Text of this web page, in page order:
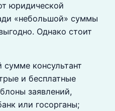
юридической
«небольшой» суммы
Однако стоит
консультант
и бесплатные
заявлений,
или госорганы;